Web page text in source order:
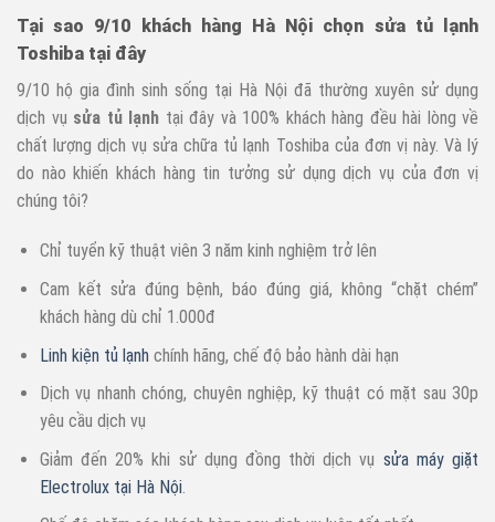
Tại sao 9/10 khách hàng Hà Nội chọn sửa tủ lạnh
Toshiba tại đây
9/10 hộ gia đình sinh sống tại Hà Nội đã thường xuyên sử dụng
dịch vụ sửa tủ lạnh tại đây và 100% khách hàng đều hài lòng về
chất lượng dịch vụ sửa chữa tủ lạnh Toshiba của đơn vị này. Và lý
do nào khiến khách hàng tin tưởng sử dụng dịch vụ của đơn vị
chúng tôi?
Chỉ tuyển kỹ thuật viên 3 năm kinh nghiệm trở lên
Cam kết sửa đúng bệnh, báo đúng giá, không “chặt chém”
khách hàng dù chỉ 1.000đ
Linh kiện tủ lạnh chính hãng, chế độ bảo hành dài hạn
Dịch vụ nhanh chóng, chuyên nghiệp, kỹ thuật có mặt sau 30p
yêu cầu dịch vụ
Giảm đến 20% khi sử dụng đồng thời dịch vụ sửa máy giặt
Electrolux tại Hà Nội